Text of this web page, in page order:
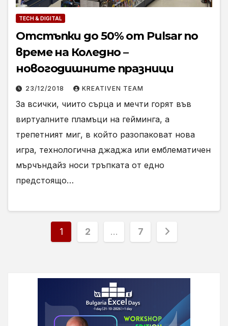
TECH & DIGITAL
Отстъпки до 50% от Pulsar по
време на Коледно –
новогодишните празници
23/12/2018 KREATIVEN TEAM
За всички, чиито сърца и мечти горят във
виртуалните пламъци на гейминга, а
трепетният миг, в който разопаковат нова
игра, технологична джаджа или емблематичен
мърчъндайз носи тръпката от едно
предстоящо…
Разделяне
публикациите
страници
1 2 … 7